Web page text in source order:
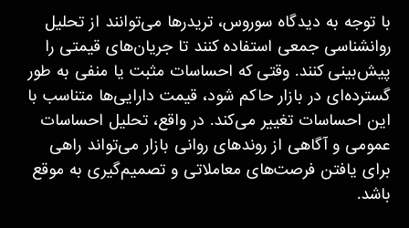
با توجه به دیدگاه سوروس، تریدرها می‌توانند از تحلیل
روانشناسی جمعی استفاده کنند تا جریان‌های قیمتی را
پیش‌بینی کنند. وقتی که احساسات مثبت یا منفی به طور
گسترده‌ای در بازار حاکم شود، قیمت دارایی‌ها متناسب با
این احساسات تغییر می‌کند. در واقع، تحلیل احساسات
عمومی و آگاهی از روندهای روانی بازار می‌تواند راهی
برای یافتن فرصت‌های معاملاتی و تصمیم‌گیری به موقع
باشد.